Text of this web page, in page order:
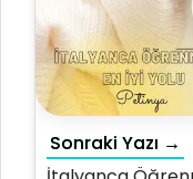
Sonraki Yazı →